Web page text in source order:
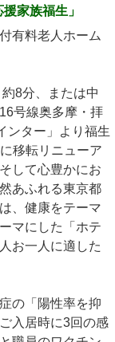
家族福生」
有料老人ホーム
8分、または中
号線奥多摩・拝
ンター」より福生
移転リニューア
して心豊かにお
あふれる東京都
、健康をテーマ
マにした「ホテ
お一人に適した
の「陽性率を抑
入居時に3回の感